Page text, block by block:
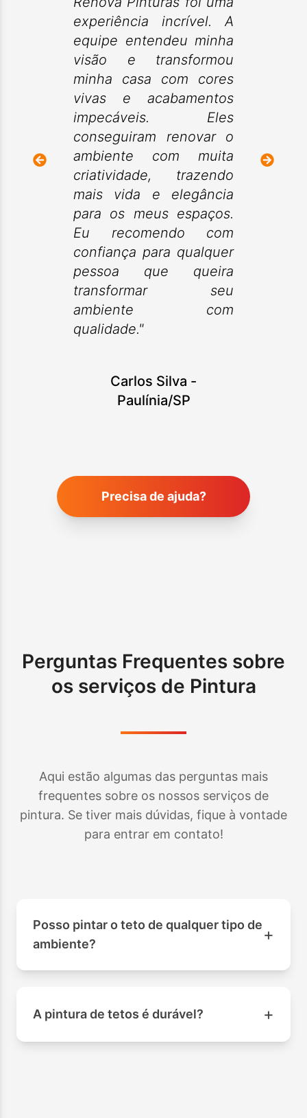
experiência incrível. A
equipe entendeu minha
visão e transformou
minha casa com cores
vivas e acabamentos
impecáveis. Eles
conseguiram renovar o
ambiente com muita
criatividade, trazendo
mais vida e elegância
para os meus espaços.
Eu recomendo com
confiança para qualquer
pessoa que queira
transformar seu
ambiente com
qualidade."
Carlos Silva -
Paulínia/SP
Precisa de ajuda?
Perguntas Frequentes sobre
os serviços de Pintura
Aqui estão algumas das perguntas mais
frequentes sobre os nossos serviços de
pintura. Se tiver mais dúvidas, fique à vontade
para entrar em contato!
Posso pintar o teto de qualquer tipo de
ambiente?
+
A pintura de tetos é durável? +